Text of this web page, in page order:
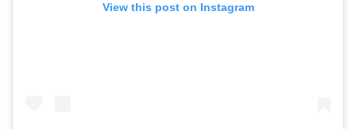
View this post on Instagram